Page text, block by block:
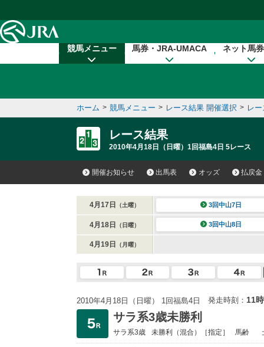
競馬メニュー 馬券・JRA-UMACA ネット馬
ホーム > 競馬メニュー > レース結果 開催選択 > レ
レース結果
2010年4月18日（日曜）1回福島4日 5レース
開催お知らせ 出馬表 オッズ 払戻金
4月17日 （土曜） 3回中山7日
4月18日 （日曜） 3回中山8日
4月19日 （月曜）
2010年4月18日（日曜） 1回福島4日 発走時刻： 11
サラ系3歳未勝利
サラ系3歳 未勝利 （混合）［指定］ 馬齢